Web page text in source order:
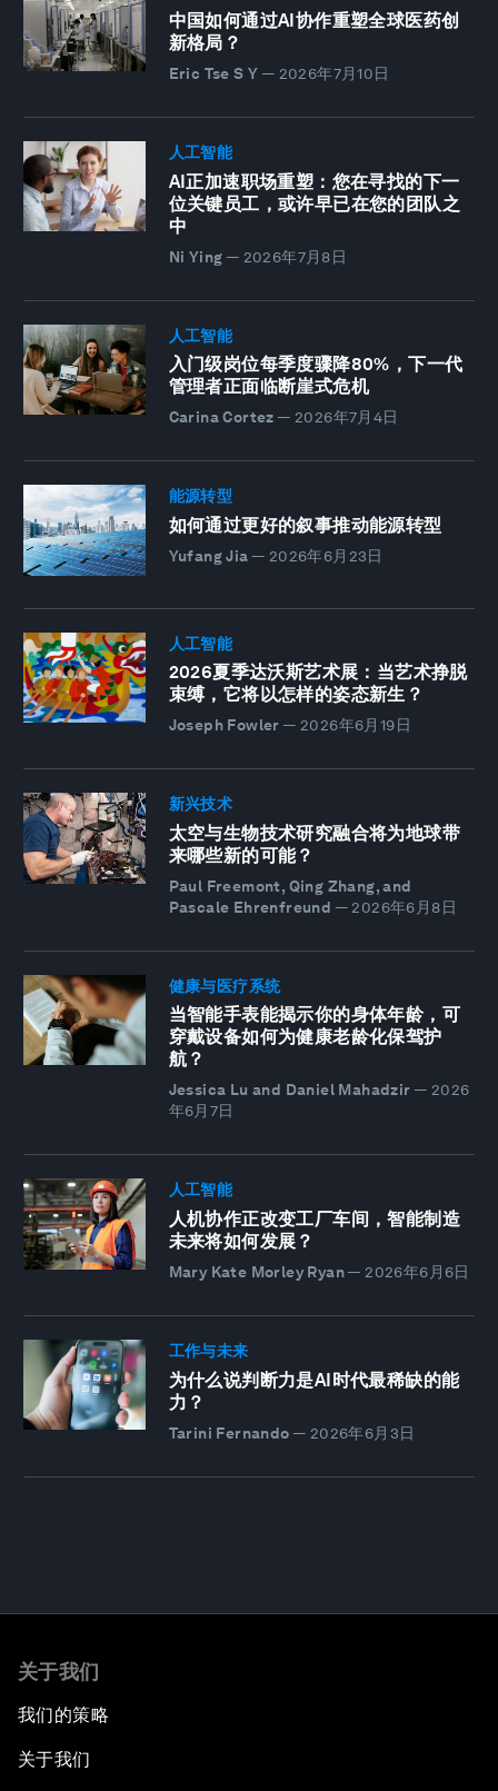
中国如何通过AI协作重塑全球医药创
新格局？
Eric Tse S Y — 2026年7月10日
人工智能
AI正加速职场重塑：您在寻找的下一
位关键员工，或许早已在您的团队之
中
Ni Ying — 2026年7月8日
人工智能
入门级岗位每季度骤降80%，下一代
管理者正面临断崖式危机
Carina Cortez — 2026年7月4日
能源转型
如何通过更好的叙事推动能源转型
Yufang Jia — 2026年6月23日
人工智能
2026夏季达沃斯艺术展：当艺术挣脱
束缚，它将以怎样的姿态新生？
Joseph Fowler — 2026年6月19日
新兴技术
太空与生物技术研究融合将为地球带
来哪些新的可能？
Paul Freemont, Qing Zhang, and
Pascale Ehrenfreund — 2026年6月8日
健康与医疗系统
当智能手表能揭示你的身体年龄，可
穿戴设备如何为健康老龄化保驾护
航？
Jessica Lu and Daniel Mahadzir — 2026
年6月7日
人工智能
人机协作正改变工厂车间，智能制造
未来将如何发展？
Mary Kate Morley Ryan— 2026年6月6日
工作与未来
为什么说判断力是AI时代最稀缺的能
力？
Tarini Fernando — 2026年6月3日
关于我们
我们的策略
关于我们